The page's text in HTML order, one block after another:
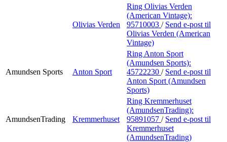
Olivias Verden
Ring Olivias Verden
(American Vintage):
95710003 / Send e-post til
Olivias Verden (American
Vintage)
Amundsen Sports Anton Sport
Ring Anton Sport
(Amundsen Sports):
45722230 / Send e-post til
Anton Sport (Amundsen
Sports)
AmundsenTrading Kremmerhuset
Ring Kremmerhuset
(AmundsenTrading):
95891057 / Send e-post til
Kremmerhuset
(AmundsenTrading)